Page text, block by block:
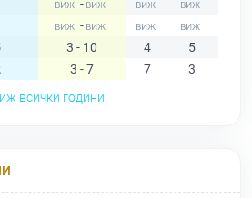
-
-
3 - 10 4 5
3 - 7 7 3
всички години